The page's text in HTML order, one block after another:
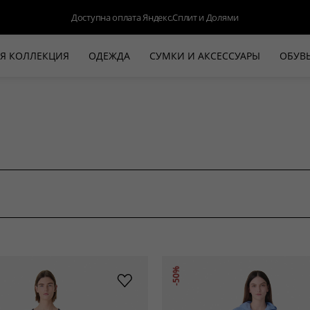
Доступна оплата Яндекс.Сплит и Долями
КОЛЛЕКЦИЯ ОДЕЖДА
ДЛЯ НЕГО
СУМКИ И АКСЕССУАРЫ
-50%